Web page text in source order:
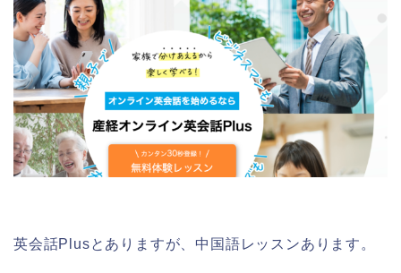
英会話Plusとありますが、中国語レッスンあります。